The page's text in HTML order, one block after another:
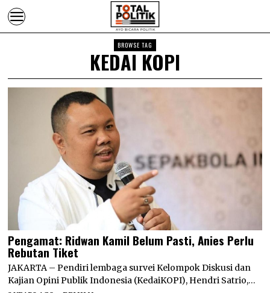
BROWSE TAG
KEDAI KOPI
Pengamat: Ridwan Kamil Belum Pasti, Anies Perlu
Rebutan Tiket
JAKARTA – Pendiri lembaga survei Kelompok Diskusi dan
Kajian Opini Publik Indonesia (KedaiKOPI), Hendri Satrio,…